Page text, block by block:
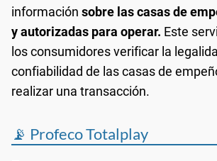
información sobre las casas de
y autorizadas para operar. Este
los consumidores verificar la
confiabilidad de las casas de
realizar una transacción.
📡 Profeco Totalplay